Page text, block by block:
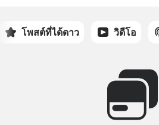
โพสต์ที่ได้ดาว วิดีโอ